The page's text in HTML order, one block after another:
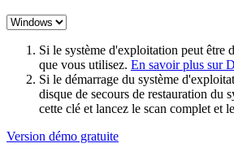
Si le système d'exploitation peut être
que vous utilisez. En savoir plus sur
Si le démarrage du système
disque de secours de restauration du
cette clé et lancez le scan complet et
Version démo gratuite